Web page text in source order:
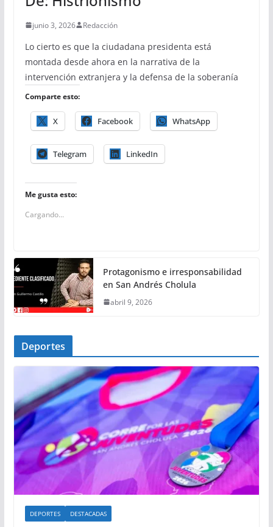
junio 3, 2026 Redacción
Lo cierto es que la ciudadana presidenta está
montada desde ahora en la narrativa de la
intervención extranjera y la defensa de la soberanía
Comparte esto:
X Facebook WhatsApp
Telegram LinkedIn
Me gusta esto:
Cargando...
Protagonismo e irresponsabilidad
en San Andrés Cholula
abril 9, 2026
Deportes
DEPORTES DESTACADAS